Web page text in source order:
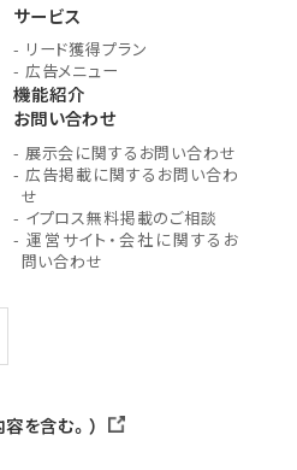
サービス
- リード獲得プラン
- 広告メニュー
機能紹介
お問い合わせ
- 展示会に関するお問い合わせ
- 広告掲載に関するお問い合わ
せ
- イプロス無料掲載のご相談
- 運営サイト・会社に関するお
問い合わせ
を含む。）